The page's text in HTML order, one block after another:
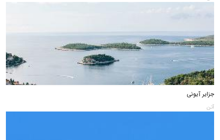
جزایر آیونی
آتن